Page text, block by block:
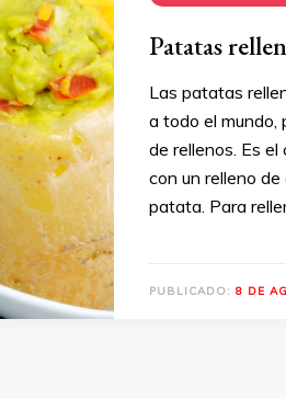
Patatas
Las patatas
a todo el mundo,
de rellenos. Es
con un relleno
patata. Para
PUBLICADO: 8 DE